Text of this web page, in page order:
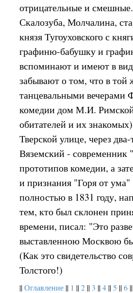
отрицательные и
Скалозуба, Молчалина,
князя Тугоуховского с
графиню-бабушку и
вспоминают и имеют в
забывают о том, что в
танцевальными вечерами
комедии дом М.И.
обитателей и их
Тверской улице, через
Вяземский - современник
прототипов комедии, а
и признания "Горя от ума"
полностью в 1831 году,
тем, кто был склонен
времени, писал: "Это
выставленною Москвою
(Как это свидетельство
Толстого!)
||Оглавление || 1 ||2 || 3 ||4 ||5 ||6